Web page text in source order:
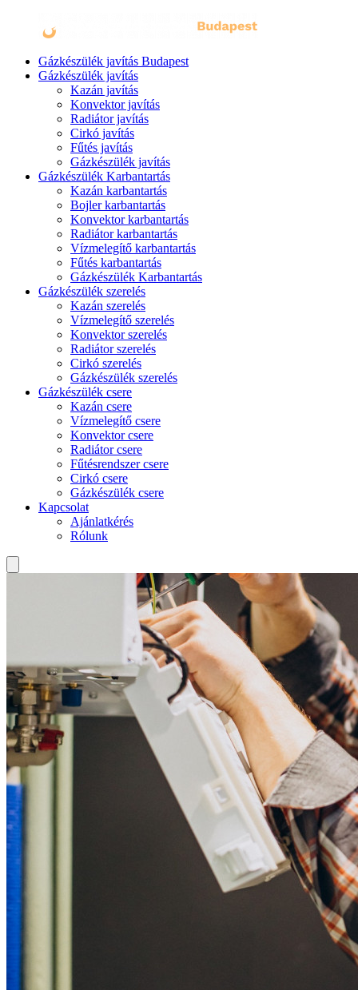
Gázkészülék javítás Budapest
Gázkészülék javítás
Kazán javítás
Konvektor javítás
Radiátor javítás
Cirkó javítás
Fűtés javítás
Gázkészülék javítás
Gázkészülék Karbantartás
Kazán karbantartás
Bojler karbantartás
Konvektor karbantartás
Radiátor karbantartás
Vízmelegítő karbantartás
Fűtés karbantartás
Gázkészülék Karbantartás
Gázkészülék szerelés
Kazán szerelés
Vízmelegítő szerelés
Konvektor szerelés
Radiátor szerelés
Cirkó szerelés
Gázkészülék szerelés
Gázkészülék csere
Kazán csere
Vízmelegítő csere
Konvektor csere
Radiátor csere
Fűtésrendszer csere
Cirkó csere
Gázkészülék csere
Kapcsolat
Ajánlatkérés
Rólunk